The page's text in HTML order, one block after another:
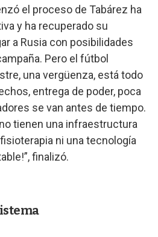
el proceso de Tabárez ha
y ha recuperado su
a Rusia con posibilidades
Pero el fútbol
una vergüenza, está todo
entrega de poder, poca
se van antes de tiempo.
tienen una infraestructura
ni una tecnología
finalizó.